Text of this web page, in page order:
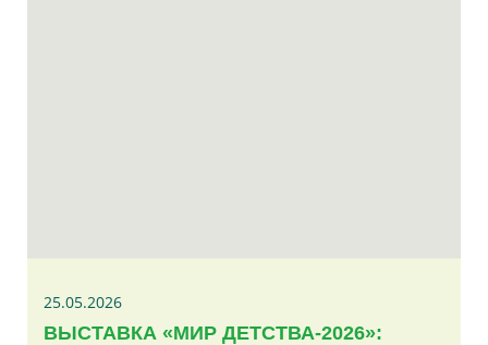
25.05.2026
ВЫСТАВКА «МИР ДЕТСТВА-2026»: